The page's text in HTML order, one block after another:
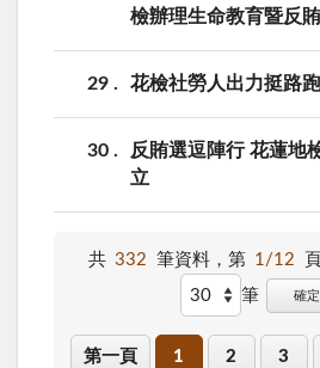
檢辦理生命教育暨反
29 花檢社勞人出力挺路
30
反賄選逗陣行 花蓮地
立
共 332 筆資料，第 1/12
筆
確定
第一頁 1 2 3